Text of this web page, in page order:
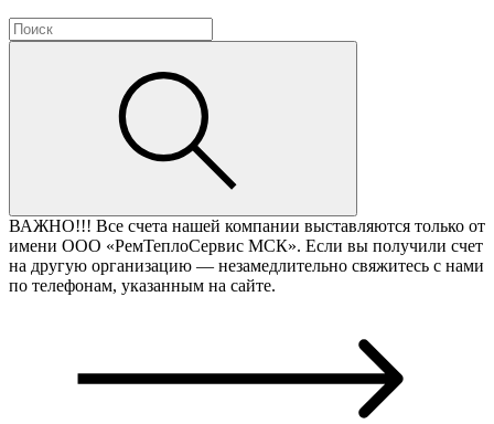
ВАЖНО!!! Все счета нашей компании выставляются только от
имени ООО «РемТеплоСервис МСК». Если вы получили счет
на другую организацию — незамедлительно свяжитесь с нами
по телефонам, указанным на сайте.